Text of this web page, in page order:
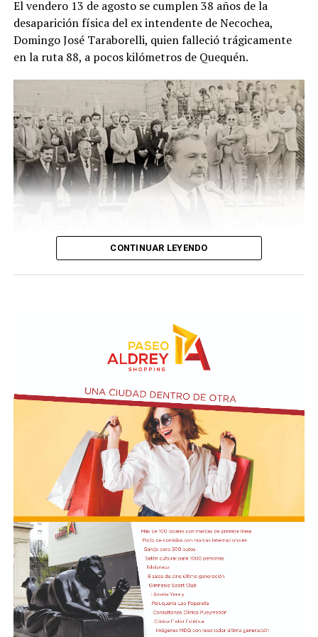
cuando un hombre que recorría la zona junto a sus
perros advirtió una bolsa ubicada junto a una zanja.
Alertado por el comportamiento de los animales, se
acercó y comprobó que contenía restos humanos. DIB
El vendero 13 de agosto se cumplen 38 años de la
desaparición física del ex intendente de Necochea,
Domingo José Taraborelli, quien falleció trágicamente
en la ruta 88, a pocos kilómetros de Quequén.
El vendero 13 de agosto se cumplen 38 años de la
desaparición física del ex intendente de Necochea,
en la ruta 88, a pocos kilómetros de Quequén.
Junto con el intendente de Necochea habían muerto
tres docentes que, luego se supo, habían subido a su
automóvil pocos kilómetros antes, donde se hallaban
haciendo dedo. La colisión frontal resultó letal: sólo
sobrevivió el chofer del camión.
El hall del Palacio Comunal fue el lugar donde velaron
sus restos y ante el cual desfiló todo el arco político de
aquel momento, incluyendo a la camada de jóvenes que
habían dado sus primeros pasos en el peronismo, bajo
el liderazgo de “Coco” Taraborelli como conductor. Y el
vicegobernador Luis Macaya, que acompañó sus restos
hasta la despedida final.
CONTINUAR LEYENDO